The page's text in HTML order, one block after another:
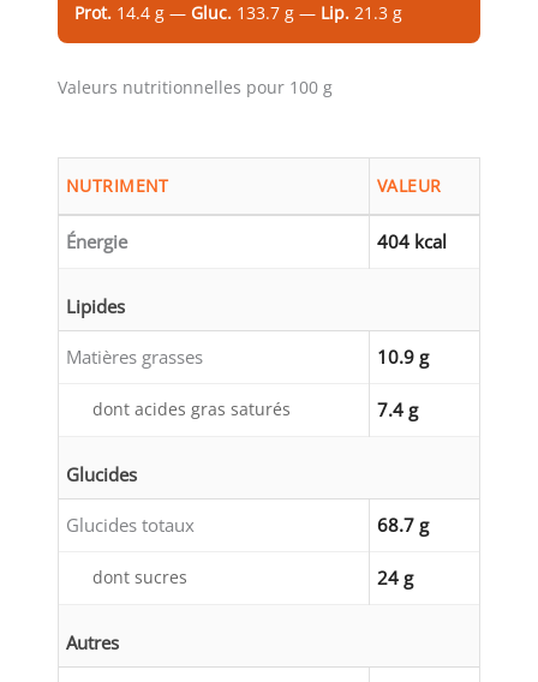
Prot. 14.4 g — Gluc. 133.7 g — Lip. 21.3 g
Valeurs nutritionnelles pour 100 g
NUTRIMENT VALEUR
Énergie 404 kcal
Lipides
Matières grasses 10.9 g
dont acides gras saturés 7.4 g
Glucides
Glucides totaux 68.7 g
dont sucres 24 g
Autres